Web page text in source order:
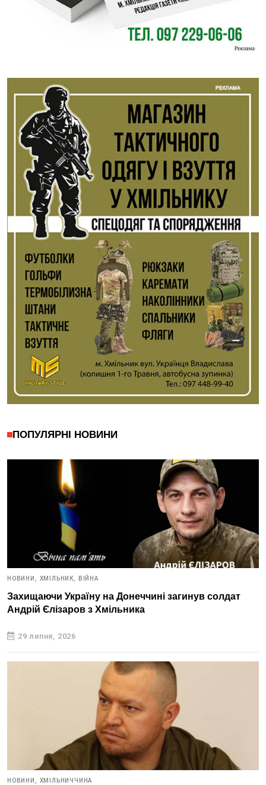
ПОПУЛЯРНІ НОВИНИ
НОВИНИ, ХМІЛЬНИК, ВІЙНА
Захищаючи Україну на Донеччині загинув солдат
Андрій Єлізаров з Хмільника
29 липня, 2026
НОВИНИ, ХМІЛЬНИЧЧИНА